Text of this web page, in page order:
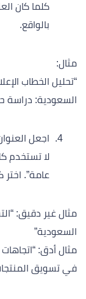
كلما كان
بالواقع.
مثال:
“تحليل الخطاب
السعودية: دراسة
اجعل
لا تستخدم
عامة”.
مثال غير دقيق:
السعودية”
مثال أدق: “اتجاهات
في تسويق